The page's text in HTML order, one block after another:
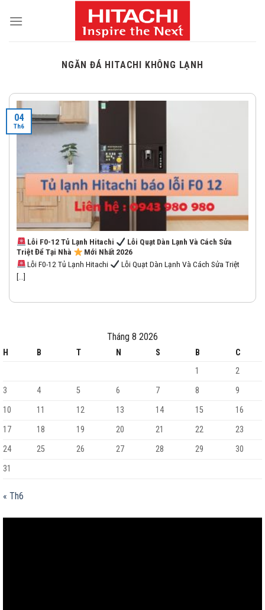
NGĂN ĐÁ HITACHI KHÔNG LẠNH
Lỗi F0-12 Tủ Lạnh Hitachi
Lỗi Quạt Dàn Lạnh Và Cách Sửa
Triệt Để Tại Nhà
Mới Nhất 2026
Lỗi F0-12 Tủ Lạnh Hitachi
Lỗi Quạt Dàn Lạnh Và Cách Sửa Triệt
[...]
04
Th6
Tháng 8 2026
H B T N S B
C
1
2
3
4 5 6 7 8
9
10
11 12 13 14 15
16
17
18 19 20 21 22
23
24
25 26 27 28 29
30
31
« Th6